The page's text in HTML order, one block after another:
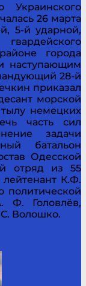
Украинского
26 марта
5-й ударной,
города
наступающим
28-й
приказал
морской
немецких
часть сил
задачи
батальон
Одесской
отряд из 55
К.Ф.
политической
Ф. Головлёв,
Волошко.